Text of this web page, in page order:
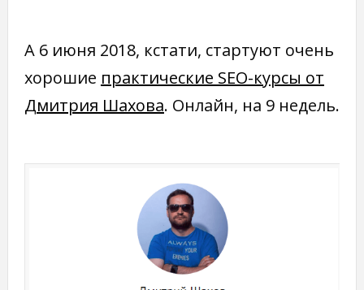
А 6 июня 2018, кстати, стартуют очень
хорошие практические SEO-курсы от
Дмитрия Шахова. Онлайн, на 9 недель.